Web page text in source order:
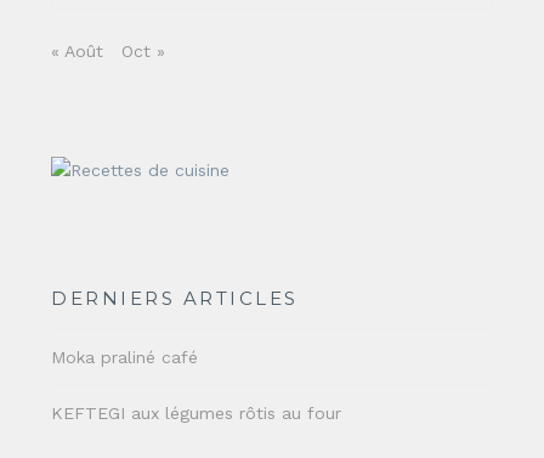
« Août Oct »
DERNIERS ARTICLES
Moka praliné café
KEFTEGI aux légumes rôtis au four